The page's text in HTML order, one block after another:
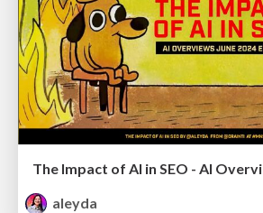
aleyda